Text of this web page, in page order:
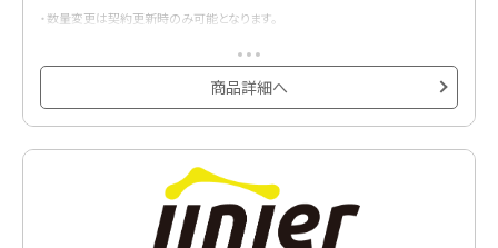
・数量変更は契約更新時のみ可能となります。
番号欄どちらでもわかる形で記載いただけると幸いです。
SaaS管理プラン。数量：１。1ID。新規契約時、最低購入数：50ID必須。ID追加は
50ID未満でご購入を検討されている方は、無料トライアル版もございますのでご
商品詳細へ